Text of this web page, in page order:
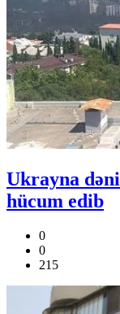
Ukrayna
hücum edib
0
0
215